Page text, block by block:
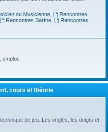
ou Musicienne,
Rencontres
Rencontres Sarthe,
Rencontres
cours et théorie
de jeu. Les ongles, les doigts et